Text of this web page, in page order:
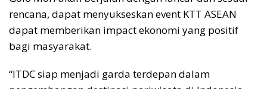
rencana, dapat menyukseskan event KTT ASEAN
dapat memberikan impact ekonomi yang positif
bagi masyarakat.
“ITDC siap menjadi garda terdepan dalam